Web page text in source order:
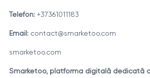
Telefon:+37361011183
Email: contact@smarketoo.com
smarketoo.com
Smarketoo, platforma digitală dedicată